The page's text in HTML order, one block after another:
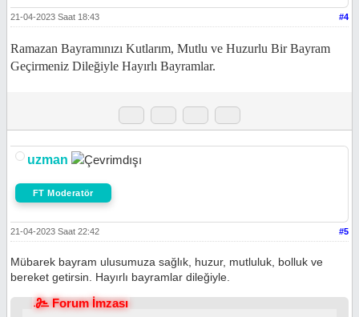
#4
21-04-2023 Saat 18:43
Ramazan Bayramınızı Kutlarım, Mutlu ve Huzurlu Bir Bayram
Geçirmeniz Dileğiyle Hayırlı Bayramlar.
uzman
FT Moderatör
#5
21-04-2023 Saat 22:42
Mübarek bayram ulusumuza sağlık, huzur, mutluluk, bolluk ve
bereket getirsin. Hayırlı bayramlar dileğiyle.
Forum İmzası